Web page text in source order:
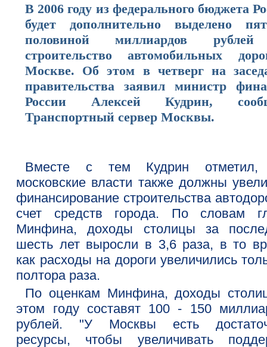
В 2006 году из федерального бюджета
будет дополнительно выделено
половиной миллиардов
строительство автомобильных
Москве. Об этом в четверг на
правительства заявил министр
России Алексей Кудрин,
Транспортный сервер Москвы.
Вместе с тем Кудрин отметил,
московские власти также должны
финансирование строительства
счет средств города. По словам
Минфина, доходы столицы за
шесть лет выросли в 3,6 раза, в то
как расходы на дороги увеличились
полтора раза.
По оценкам Минфина, доходы
этом году составят 100 - 150
рублей. "У Москвы есть
ресурсы, чтобы увеличивать